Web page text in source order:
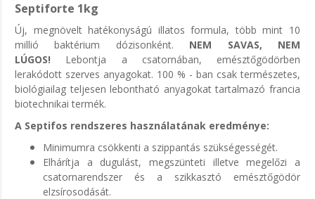
Septiforte 1kg
Új, megnövelt hatékonyságú illatos formula, több mint 10
millió baktérium dózisonként. NEM SAVAS, NEM
LÚGOS! Lebontja a csatornában, emésztőgödörben
lerakódott szerves anyagokat. 100 % - ban csak természetes,
biológiailag teljesen lebontható anyagokat tartalmazó francia
biotechnikai termék.
A Septifos rendszeres használatának eredménye:
Minimumra csökkenti a szippantás szükségességét.
Elhárítja a dugulást, megszünteti illetve megelőzi a
csatornarendszer és a szikkasztó emésztőgödör
elzsírosodását.